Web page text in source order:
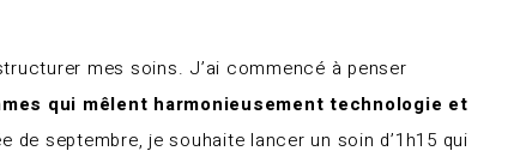
mes soins. J’ai commencé à penser
qui mêlent harmonieusement technologie et
de septembre, je souhaite lancer un soin d’1h15 qui